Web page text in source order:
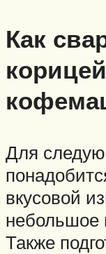
Как
Для
вкусовой
небольшое
Также